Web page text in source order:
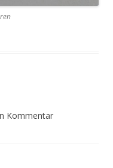
Kommentar